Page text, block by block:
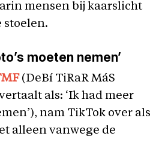
mensen bij kaarslicht
stoelen.
moeten nemen’
(DeBí TiRaR MáS
als: ‘Ik had meer
nam TikTok over als
alleen vanwege de